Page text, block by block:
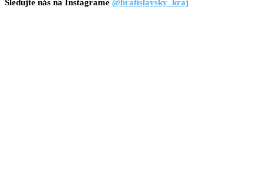
Sledujte nás na Instagrame @bratislavsky_kraj